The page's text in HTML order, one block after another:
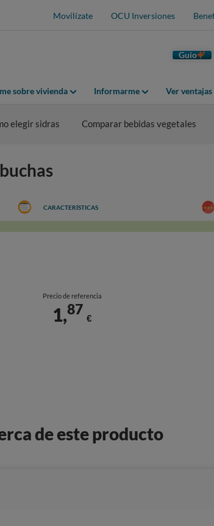
Movilízate OCU Inversiones
Guio
sobre vivienda Informarme Ver ventajas
elegir sidras Comparar bebidas vegetales
CARACTERÍSTICAS
Precio de referencia
1,87
€
de este producto